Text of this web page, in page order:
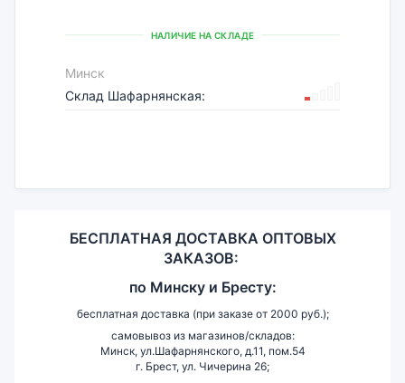
НАЛИЧИЕ НА СКЛАДЕ
Минск
Склад Шафарнянская:
БЕСПЛАТНАЯ ДОСТАВКА ОПТОВЫХ
ЗАКАЗОВ:
по Минску и Бресту:
бесплатная доставка (при заказе от 2000 руб.);
самовывоз из магазинов/складов:
Минск, ул.Шафарнянского, д.11, пом.54
г. Брест, ул. Чичерина 26;